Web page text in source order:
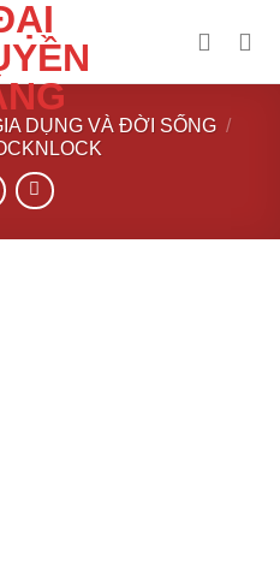
DỤNG VÀ ĐỜI SỐNG /